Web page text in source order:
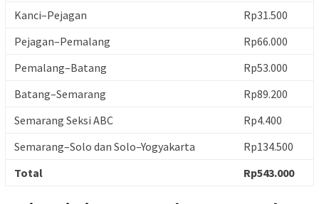
Kanci–Pejagan
Rp31.500
Pejagan–Pemalang
Rp66.000
Pemalang–Batang
Rp53.000
Batang–Semarang
Rp89.200
Semarang Seksi ABC
Rp4.400
Semarang–Solo dan Solo–Yogyakarta
Rp134.500
Total
Rp543.000